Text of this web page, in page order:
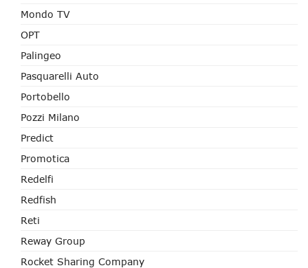
Mondo TV
OPT
Palingeo
Pasquarelli Auto
Portobello
Pozzi Milano
Predict
Promotica
Redelfi
Redfish
Reti
Reway Group
Rocket Sharing Company